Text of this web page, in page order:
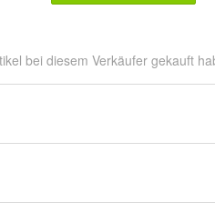
bei diesem Verkäufer gekauft